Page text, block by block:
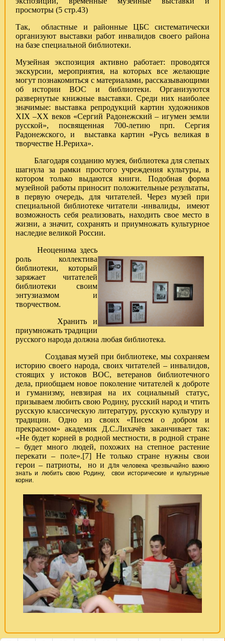
просмотры (5 стр.43)
Так, областные и районные ЦБС систематически
организуют выставки работ инвалидов своего района
на базе специальной библиотеки.
Музейная экспозиция активно работает: проводятся
экскурсии, мероприятия, на которых все желающие
могут познакомиться с материалами, рассказывающими
об истории ВОС и библиотеки. Организуются
развернутые книжные выставки. Среди них наиболее
значимые: выставка репродукций картин художников
XIX –XX веков «Сергий Радонежский – игумен земли
русской», посвященная 700-летию прп. Сергия
Радонежского, и выставка картин «Русь великая в
творчестве Н.Рериха».
Благодаря созданию музея, библиотека для слепых
шагнула за рамки простого учреждения культуры, в
котором только выдаются книги. Подобная форма
музейной работы приносит положительные результаты,
в первую очередь, для читателей. Через музей при
специальной библиотеке читатели -инвалиды, имеют
возможность себя реализовать, находить свое место в
жизни, а значит, сохранять и приумножать культурное
наследие великой России.
Неоценима здесь
роль коллектива
библиотеки, который
заряжает читателей
библиотеки своим
энтузиазмом и
творчеством.
Хранить и
приумножать традиции
русского народа должна любая библиотека.
Создавая музей при библиотеке, мы сохраняем
историю своего народа, своих читателей – инвалидов,
стоящих у истоков ВОС, ветеранов библиотечного
дела, приобщаем новое поколение читателей к доброте
и гуманизму, невзирая на их социальный статус,
призываем любить свою Родину, русский народ и чтить
русскую классическую литературу, русскую культуру и
традиции. Одно из своих «Писем о добром и
прекрасном» академик Д.С.Лихачёв заканчивает так:
«Не будет корней в родной местности, в родной стране
– будет много людей, похожих на степное растение
перекати – поле».[7] Не только стране нужны свои
герои – патриоты, но и для человека чрезвычайно важно
знать и любить свою Родину, свои исторические и культурные
корни.